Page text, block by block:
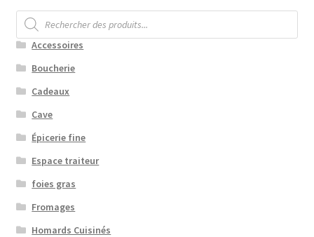
Recherche
de
produits
Accessoires
Boucherie
Cadeaux
Cave
Épicerie fine
Espace traiteur
foies gras
Fromages
Homards Cuisinés